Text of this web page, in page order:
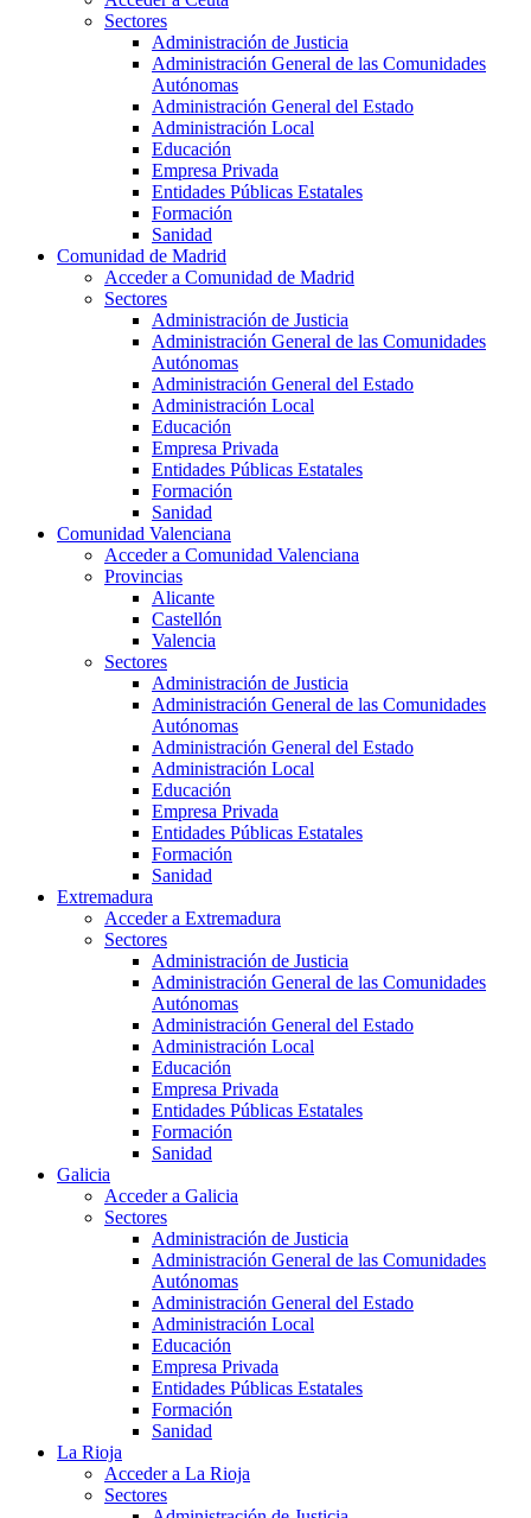
Sectores
Administración de Justicia
Administración General de las Comunidades
Autónomas
Administración General del Estado
Administración Local
Educación
Empresa Privada
Entidades Públicas Estatales
Formación
Sanidad
Comunidad de Madrid
Acceder a Comunidad de Madrid
Sectores
Administración de Justicia
Administración General de las Comunidades
Autónomas
Administración General del Estado
Administración Local
Educación
Empresa Privada
Entidades Públicas Estatales
Formación
Sanidad
Comunidad Valenciana
Acceder a Comunidad Valenciana
Provincias
Alicante
Castellón
Valencia
Sectores
Administración de Justicia
Administración General de las Comunidades
Autónomas
Administración General del Estado
Administración Local
Educación
Empresa Privada
Entidades Públicas Estatales
Formación
Sanidad
Extremadura
Acceder a Extremadura
Sectores
Administración de Justicia
Administración General de las Comunidades
Autónomas
Administración General del Estado
Administración Local
Educación
Empresa Privada
Entidades Públicas Estatales
Formación
Sanidad
Galicia
Acceder a Galicia
Sectores
Administración de Justicia
Administración General de las Comunidades
Autónomas
Administración General del Estado
Administración Local
Educación
Empresa Privada
Entidades Públicas Estatales
Formación
Sanidad
La Rioja
Acceder a La Rioja
Sectores